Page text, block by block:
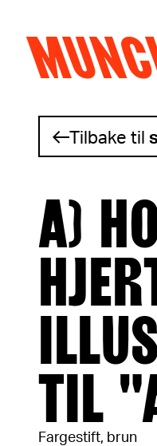
Hopp til innhold
Tilbake til
A)
TIL
Fargestift, brun